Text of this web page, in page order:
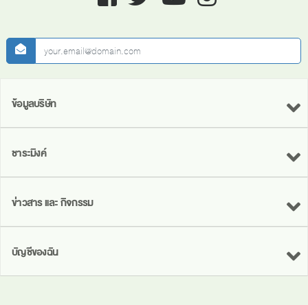
newsletter
ข้อมูลบริษัท
ชาระมิงค์
ข่าวสาร และ กิจกรรม
บัญชีของฉัน